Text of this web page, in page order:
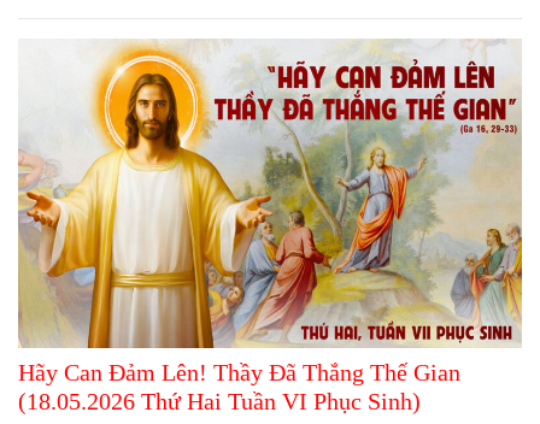
Hãy Can Đảm Lên! Thầy Đã Thắng Thế Gian
(18.05.2026 Thứ Hai Tuần VI Phục Sinh)